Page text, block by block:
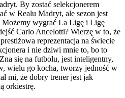
By zostać selekcjonerem
w Realu Madryt, ale sezon jest
Możemy wygrać La Ligę i Ligę
Carlo Ancelotti? Wierzę w to, że
reprezentacja na świecie
i nie dziwi mnie to, bo to
się na futbolu, jest inteligentny,
wielu go kocha, tworzy jedność w
mi, że dobry trener jest jak
orkiestrę.